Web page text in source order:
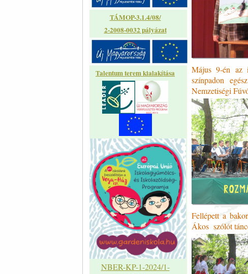
TÁMOP-3.1.4/08/
2-2008-0032 pályázat
Talentum terem kialakítása
NBER-KP-1-2024/1-
Május 9-én az
színpadon
Nemzetiségi
Fellépett a
Ákos szólót